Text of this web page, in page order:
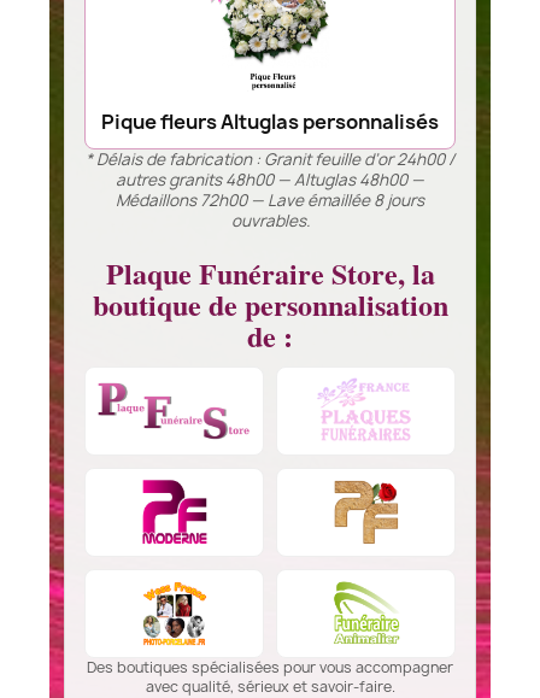
Pique fleurs Altuglas personnalisés
* Délais de fabrication : Granit feuille d’or 24h00 /
autres granits 48h00 — Altuglas 48h00 —
Médaillons 72h00 — Lave émaillée 8 jours
ouvrables.
Plaque Funéraire Store, la
boutique de personnalisation
de :
Des boutiques spécialisées pour vous accompagner
avec qualité, sérieux et savoir-faire.